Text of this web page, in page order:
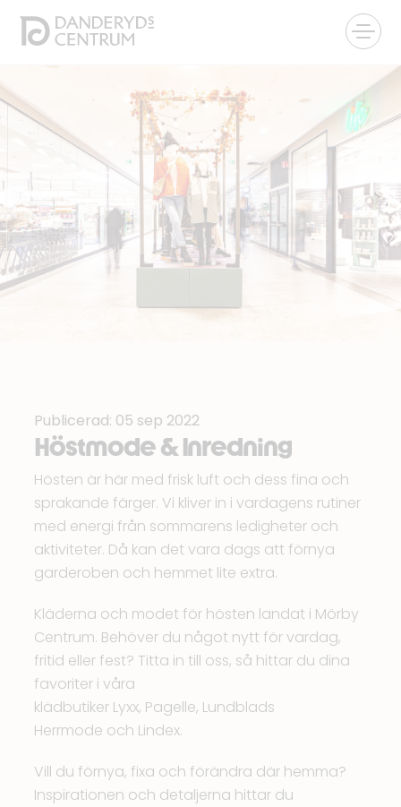
Publicerad: 05 sep 2022
Höstmode & Inredning
Hösten är här med frisk luft och dess fina och
sprakande färger. Vi kliver in i vardagens rutiner
med energi från sommarens ledigheter och
aktiviteter. Då kan det vara dags att förnya
garderoben och hemmet lite extra.
Kläderna och modet för hösten landat i Mörby
Centrum. Behöver du något nytt för vardag,
fritid eller fest? Titta in till oss, så hittar du dina
favoriter i våra
klädbutiker Lyxx, Pagelle, Lundblads
Herrmode och Lindex.
Vill du förnya, fixa och förändra där hemma?
Inspirationen och detaljerna hittar du